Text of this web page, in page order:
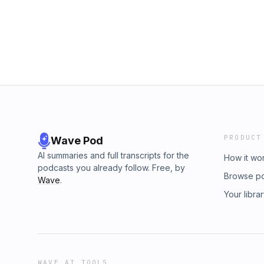
Wave Pod
AI summaries and full transcripts for the
podcasts you already follow. Free, by
Wave.
PRODUCT
How it
Browse
Your
WAVE AI TOOLS